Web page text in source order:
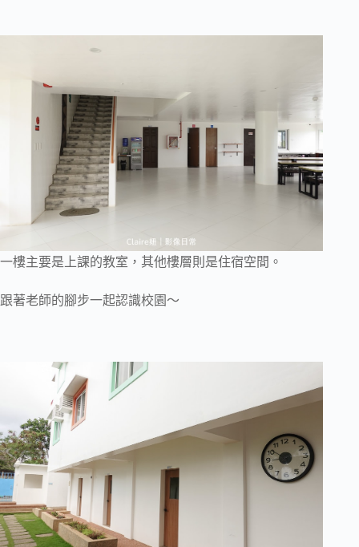
一樓主要是上課的教室，其他樓層則是住宿空間。
跟著老師的腳步一起認識校園～